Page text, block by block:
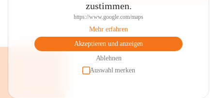
zustimmen.
https://www.google.com/maps
Mehr erfahren
Akzeptieren und anzeigen
Ablehnen
Auswahl merken